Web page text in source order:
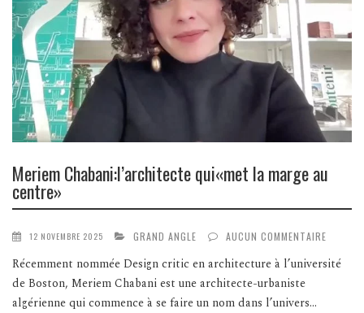
Meriem Chabani:l’architecte qui«met la marge au
centre»
12 NOVEMBRE 2025 GRAND ANGLE AUCUN COMMENTAIRE
Récemment nommée Design critic en architecture à l’université
de Boston, Meriem Chabani est une architecte-urbaniste
algérienne qui commence à se faire un nom dans l’univers...